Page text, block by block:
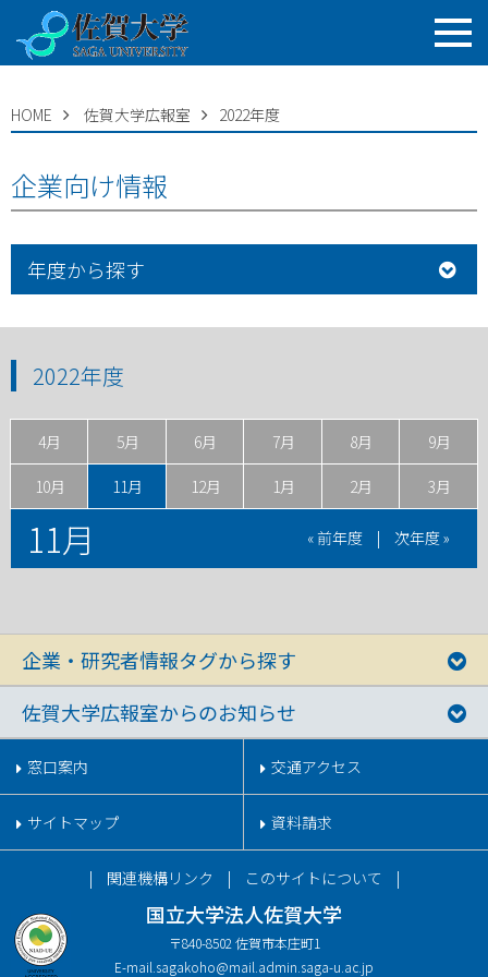
HOME 佐賀大学広報室 2022年度
企業向け情報
年度から探す
2022年度
4月 5月 6月 7月 8月 9月
10月 11月 12月 1月 2月 3月
11月 « 前年度 | 次年度 »
企業・研究者情報タグから探す
佐賀大学広報室からのお知らせ
窓口案内 交通アクセス
サイトマップ 資料請求
国立大学法人佐賀大学
〒840-8502 佐賀市本庄町1
E-mail. sagakoho@mail.admin.saga-u.ac.jp
関連機構リンク このサイトについて